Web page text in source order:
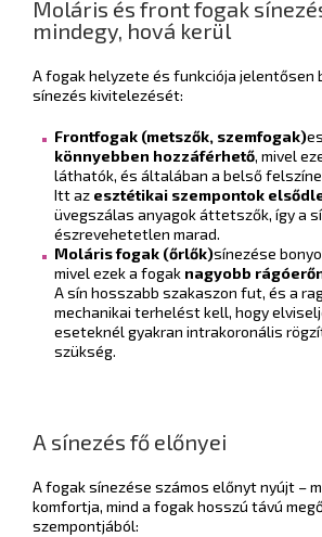
Moláris és front fogak
mindegy, hová kerül
A fogak helyzete és funkciója jelentősen
sínezés kivitelezését:
Frontfogak (metszők, szemfogak)
könnyebben hozzáférhető, mivel
láthatók, és általában a belső
Itt az esztétikai szempontok
üvegszálas anyagok áttetszők, így a
észrevehetetlen marad.
Moláris fogak (őrlők)sínezése
mivel ezek a fogak nagyobb
A sín hosszabb szakaszon fut, és a
mechanikai terhelést kell, hogy
eseteknél gyakran intrakoronális
szükség.
A sínezés fő előnyei
A fogak sínezése számos előnyt nyújt –
komfortja, mind a fogak hosszú távú
szempontjából: